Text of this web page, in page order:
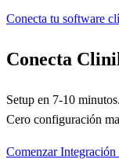
Conecta tu software
Conecta
Setup en 7-10
Cero configuración
Comenzar Integración